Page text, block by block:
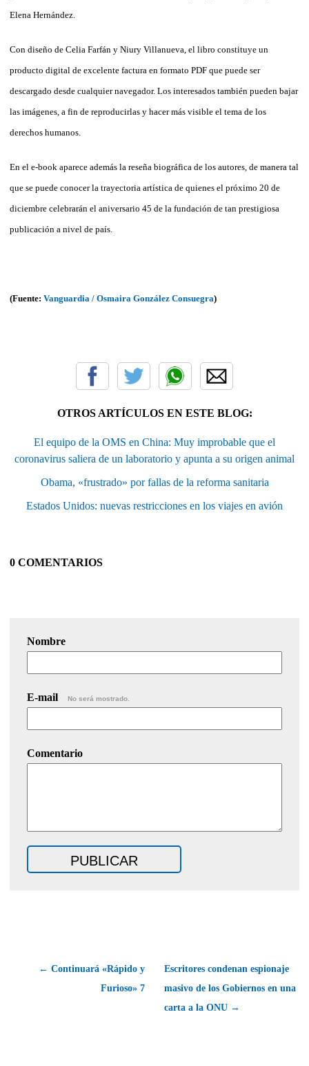
Elena Hernández.
Con diseño de Celia Farfán y Niury Villanueva, el libro constituye un
producto digital de excelente factura en formato PDF que puede ser
descargado desde cualquier navegador. Los interesados también pueden bajar
las imágenes, a fin de reproducirlas y hacer más visible el tema de los
derechos humanos.
En el e-book aparece además la reseña biográfica de los autores, de manera tal
que se puede conocer la trayectoria artística de quienes el próximo 20 de
diciembre celebrarán el aniversario 45 de la fundación de tan prestigiosa
publicación a nivel de país.
(Fuente: Vanguardia / Osmaira González Consuegra)
OTROS ARTÍCULOS EN ESTE BLOG:
El equipo de la OMS en China: Muy improbable que el
coronavirus saliera de un laboratorio y apunta a su origen animal
Obama, «frustrado» por fallas de la reforma sanitaria
Estados Unidos: nuevas restricciones en los viajes en avión
0 COMENTARIOS
Nombre
E-mail No será mostrado.
Comentario
← Continuará «Rápido y
Furioso» 7
Escritores condenan espionaje
masivo de los Gobiernos en una
carta a la ONU →